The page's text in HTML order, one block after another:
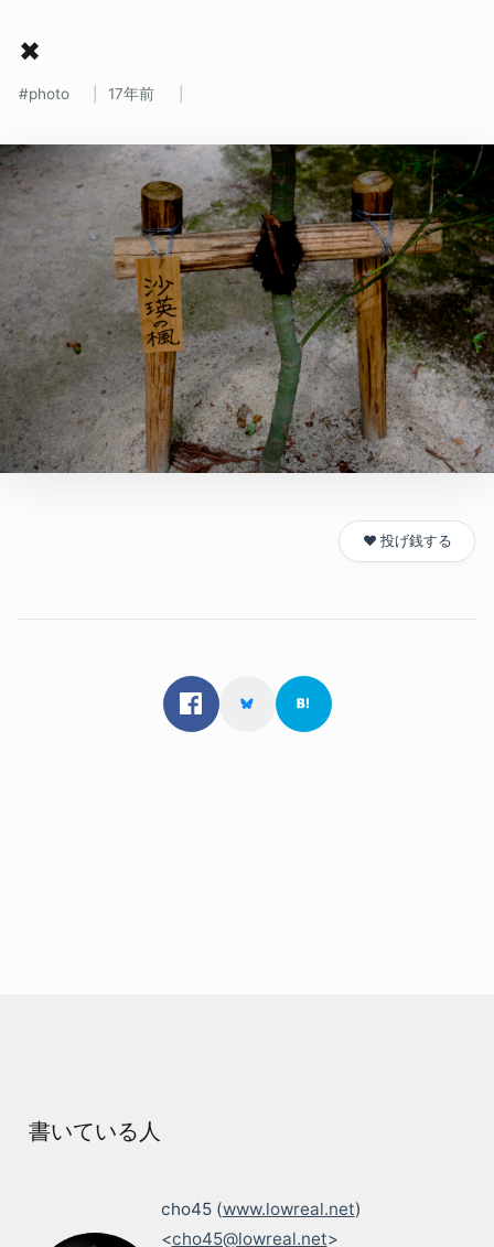
✖
photo 17年前
❤️ 投げ銭する
書いている人
cho45 (www.lowreal.net)
<cho45@lowreal.net>